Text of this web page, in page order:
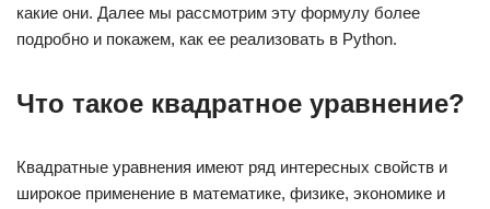
какие они. Далее мы рассмотрим эту формулу более
подробно и покажем, как ее реализовать в Python.
Что такое квадратное уравнение?
Квадратные уравнения имеют ряд интересных свойств и
широкое применение в математике, физике, экономике и